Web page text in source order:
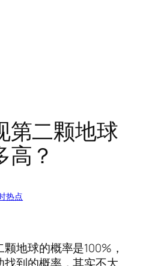
第二颗地球
高？
热点
地球的概率是100%，